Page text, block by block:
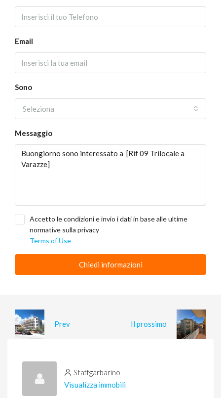
Email
Sono
Seleziona
Messaggio
Accetto le condizioni e invio i dati in base alle ultime
normative sulla privacy
Terms of Use
Chiedi informazioni
Prev Il prossimo
Staffgarbarino
Visualizza immobili